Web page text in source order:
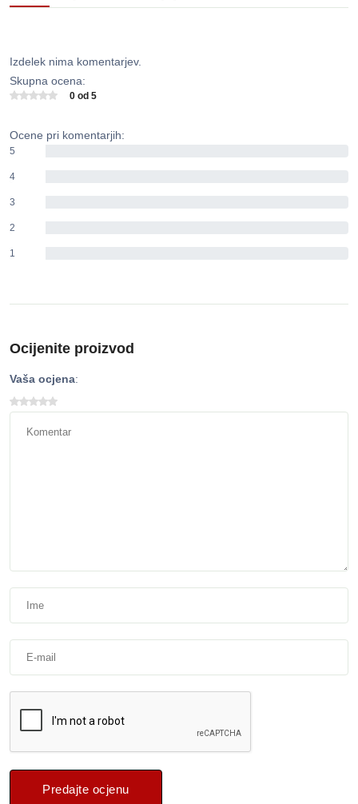
Izdelek nima komentarjev.
Skupna ocena:
0 od 5
Ocene pri komentarjih:
5
4
3
2
1
Ocijenite proizvod
Vaša ocjena:
Predajte ocjenu